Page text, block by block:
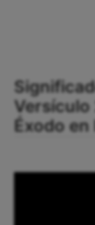
Versículo
Éxodo en